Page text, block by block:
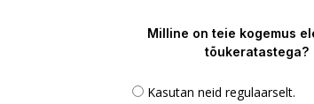
Milline on teie kogemus
tõukeratastega?
Kasutan neid regulaarselt.